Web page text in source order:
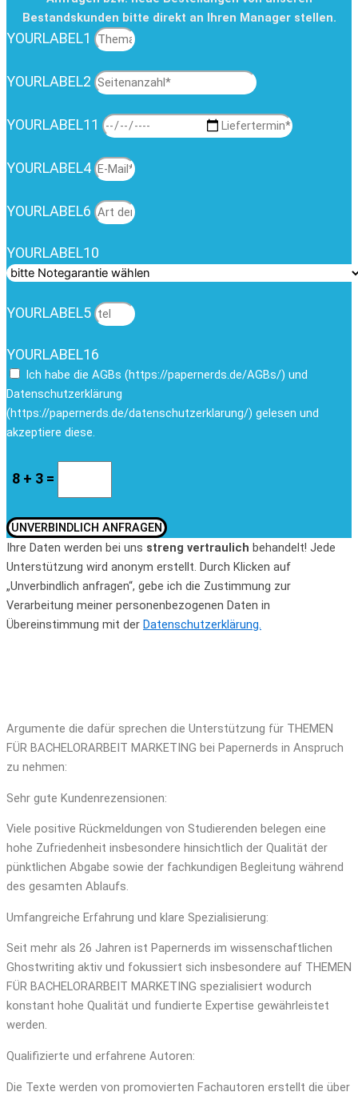
Bestandskunden bitte direkt an Ihren Manager stellen.
YOURLABEL1
YOURLABEL2
YOURLABEL11
YOURLABEL4
YOURLABEL6
YOURLABEL10
YOURLABEL5
YOURLABEL16
Ich habe die AGBs (https://papernerds.de/AGBs/) und
Datenschutzerklärung
(https://papernerds.de/datenschutzerklarung/) gelesen und
akzeptiere diese.
8 + 3 =
UNVERBINDLICH ANFRAGEN
Ihre Daten werden bei uns streng vertraulich behandelt! Jede
Unterstützung wird anonym erstellt. Durch Klicken auf
„Unverbindlich anfragen“, gebe ich die Zustimmung zur
Verarbeitung meiner personenbezogenen Daten in
Übereinstimmung mit der Datenschutzerklärung.
Argumente die dafür sprechen die Unterstützung für THEMEN
FÜR BACHELORARBEIT MARKETING bei Papernerds in Anspruch
zu nehmen:
Sehr gute Kundenrezensionen:
Viele positive Rückmeldungen von Studierenden belegen eine
hohe Zufriedenheit insbesondere hinsichtlich der Qualität der
pünktlichen Abgabe sowie der fachkundigen Begleitung während
des gesamten Ablaufs.
Umfangreiche Erfahrung und klare Spezialisierung:
Seit mehr als 26 Jahren ist Papernerds im wissenschaftlichen
Ghostwriting aktiv und fokussiert sich insbesondere auf THEMEN
FÜR BACHELORARBEIT MARKETING spezialisiert wodurch
konstant hohe Qualität und fundierte Expertise gewährleistet
werden.
Qualifizierte und erfahrene Autoren:
Die Texte werden von promovierten Fachautoren erstellt die über